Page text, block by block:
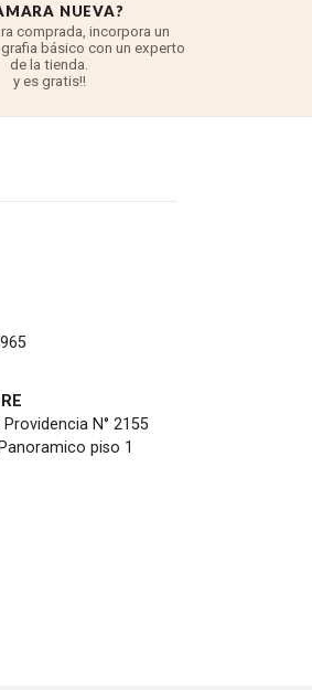
NUEVA?
comprada, incorpora un
básico con un experto
de la tienda.
y es gratis!!
Providencia N° 2155
piso 1